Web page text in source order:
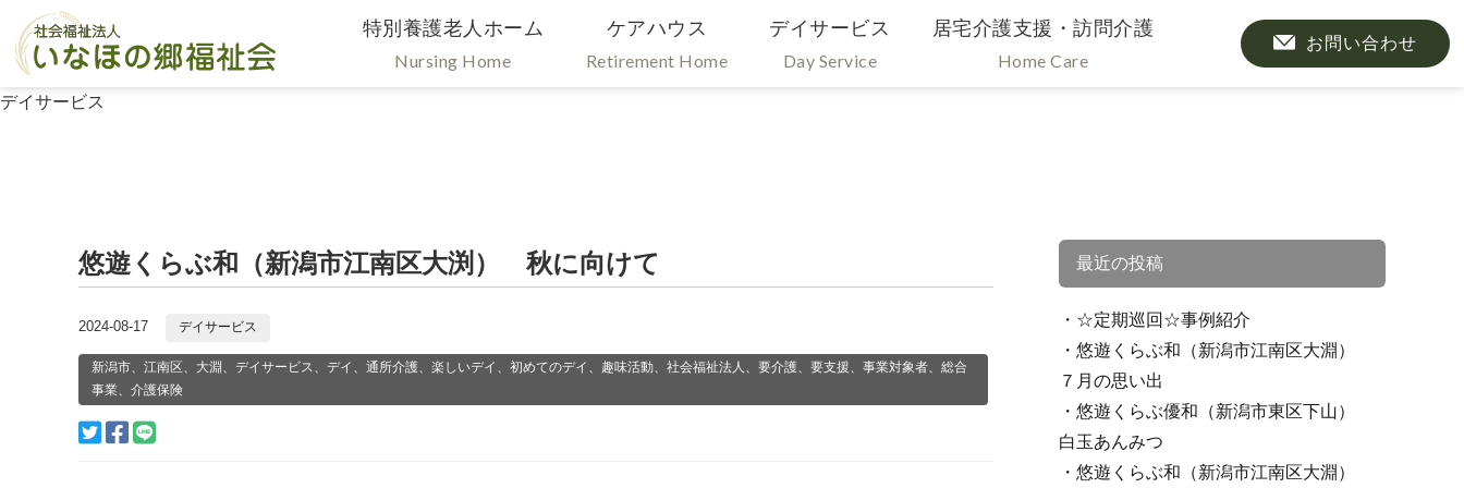
特別養護老人ホーム
Nursing Home
ケアハウス
Retirement Home
デイサービス
Day Service
居宅介護支援・訪問介護
Home Care
お問い合わせ
デイサービス
悠遊くらぶ和（新潟市江南区大渕） 秋に向けて
2024-08-17 デイサービス
新潟市、江南区、大淵、デイサービス、デイ、通所介護、楽しいデイ、初めてのデイ、趣味活動、社会福祉法人、要介護、要支援、事業対象者、総合
事業、介護保険
最近の投稿
☆定期巡回☆事例紹介
悠遊くらぶ和（新潟市江南区大淵）
７月の思い出
悠遊くらぶ優和（新潟市東区下山）
白玉あんみつ
悠遊くらぶ和（新潟市江南区大淵）